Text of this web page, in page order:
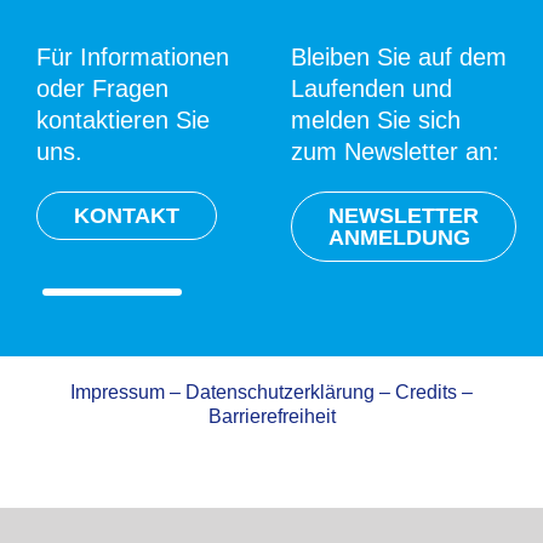
Für Informationen
oder Fragen
kontaktieren Sie
uns.
KONTAKT
Bleiben Sie auf dem
Laufenden und
melden Sie sich
zum Newsletter an:
NEWSLETTER
ANMELDUNG
Impressum – Datenschutzerklärung – Credits –
Barrierefreiheit